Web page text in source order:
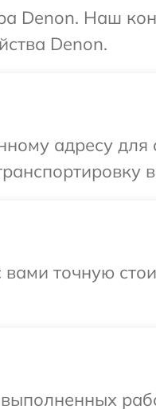
Denon. Наш
Denon.
адресу
точную